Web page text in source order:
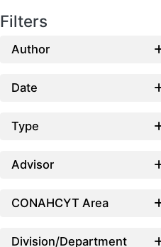
Filters
Author
Date
Type
Advisor
CONAHCYT Area
Division/Department